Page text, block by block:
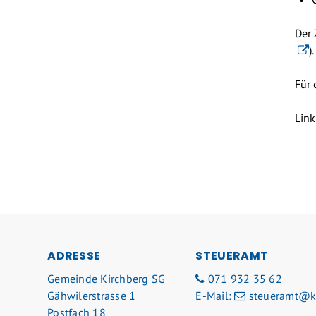
Der
).
Für
ADRESSE
Gemeinde Kirchberg SG
Gähwilerstrasse 1
Postfach 18
STEUERAMT
071 932 35 62
E-Mail: